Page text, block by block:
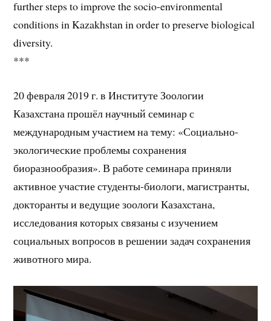
further steps to improve the socio-environmental
conditions in Kazakhstan in order to preserve biological
diversity.
***
20 февраля 2019 г. в Институте Зоологии
Казахстана прошёл научный семинар с
международным участием на тему: «Социально-
экологические проблемы сохранения
биоразнообразия». В работе семинара приняли
активное участие студенты-биологи, магистранты,
докторанты и ведущие зоологи Казахстана,
исследования которых связаны с изучением
социальных вопросов в решении задач сохранения
животного мира.